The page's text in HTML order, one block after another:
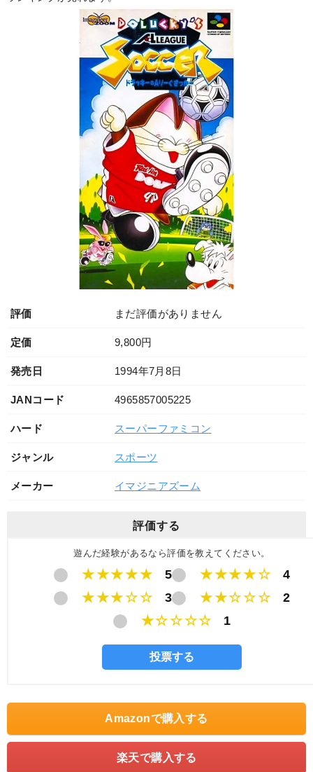
評価 まだ評価がありません
定価 9,800円
発売日 1994年7月8日
JANコード 4965857005225
ハード スーパーファミコン
ジャンル スポーツ
メーカー イマジニアズーム
評価する
遊んだ経験があるなら評価を教えてください。
★★★★★ 5 ★★★★☆
4
★★★☆☆
3 ★★☆☆☆
2
★☆☆☆☆
1
Amazonで購入する
楽天で購入する